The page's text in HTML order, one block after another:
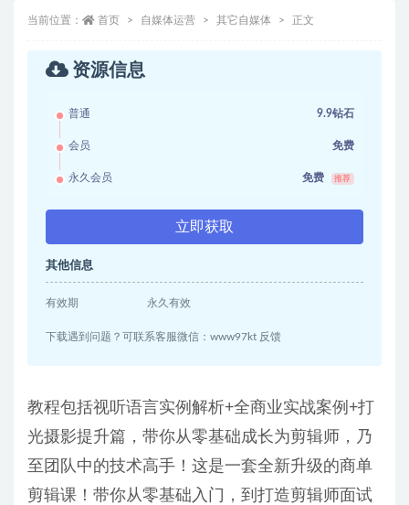
当前位置： 首页 自媒体运营 其它自媒体 正文
资源信息
普通 9.9钻石
会员 免费
永久会员 免费 推荐
立即获取
其他信息
有效期 永久有效
下载遇到问题？可联系客服微信：www97kt 反馈
教程包括视听语言实例解析+全商业实战案例+打
光摄影提升篇，带你从零基础成长为剪辑师，乃
至团队中的技术高手！这是一套全新升级的商单
剪辑课！带你从零基础入门，到打造剪辑师面试